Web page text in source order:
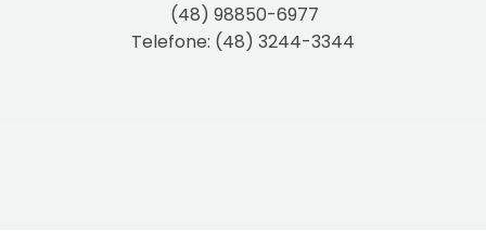
(48) 98850-6977
Telefone: (48) 3244-3344